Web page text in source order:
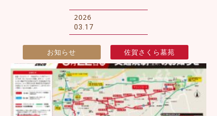
2026
03.17
お知らせ 佐賀さくら墓苑